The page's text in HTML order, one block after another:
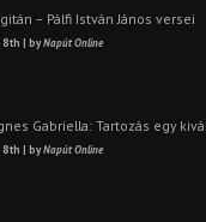
– Pálfi István János versei
| byNapút Online
Gabriella: Tartozás egy
| byNapút Online